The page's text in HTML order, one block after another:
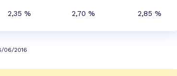
2,35 % 2,70 % 2,85 %
06/2016